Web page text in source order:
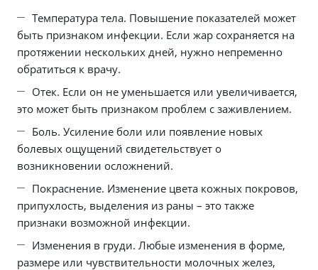
Температура тела. Повышение показателей может
быть признаком инфекции. Если жар сохраняется на
протяжении нескольких дней, нужно непременно
обратиться к врачу.
Отек. Если он не уменьшается или увеличивается,
это может быть признаком проблем с заживлением.
Боль. Усиление боли или появление новых
болевых ощущений свидетельствует о
возникновении осложнений.
Покраснение. Изменение цвета кожных покровов,
припухлость, выделения из раны – это также
признаки возможной инфекции.
Изменения в груди. Любые изменения в форме,
размере или чувствительности молочных желез,